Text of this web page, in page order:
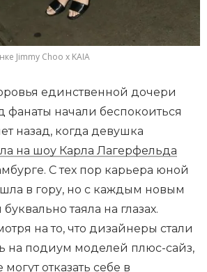
Jimmy Choo x KAIA
единственной дочери
начали беспокоиться
назад, когда девушка
на шоу Карла Лагерфельда
С тех пор карьера юной
в гору, но с каждым новым
таяла на глазах.
на то, что дизайнеры стали
на подиум моделей плюс-сайз,
отказать себе в